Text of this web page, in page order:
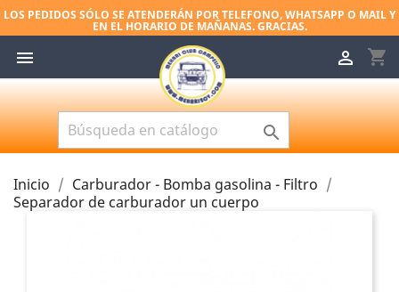
LOS PEDIDOS SÓLO SE ATENDERÁN POR TELEFONO, WHATSAPP O MAIL Y
EN EL HORARIO DE MAÑANAS. GRACIAS.
 shopping_cart


Inicio
Carburador - Bomba gasolina - Filtro
Separador de carburador un cuerpo